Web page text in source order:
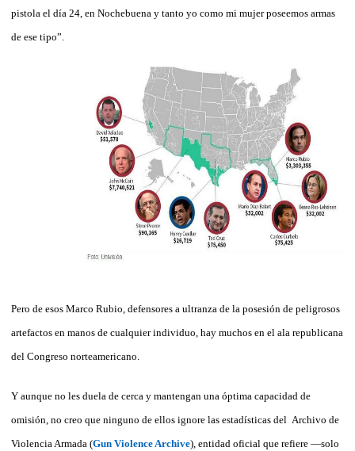
pistola el día 24, en Nochebuena y tanto yo como mi mujer poseemos armas
de ese tipo”.
Pero de esos Marco Rubio, defensores a ultranza de la posesión de peligrosos
artefactos en manos de cualquier individuo, hay muchos en el ala republicana
del Congreso norteamericano.
Y aunque no les duela de cerca y mantengan una óptima capacidad de
omisión, no creo que ninguno de ellos ignore las estadísticas del Archivo de
Violencia Armada (Gun Violence Archive), entidad oficial que refiere —solo